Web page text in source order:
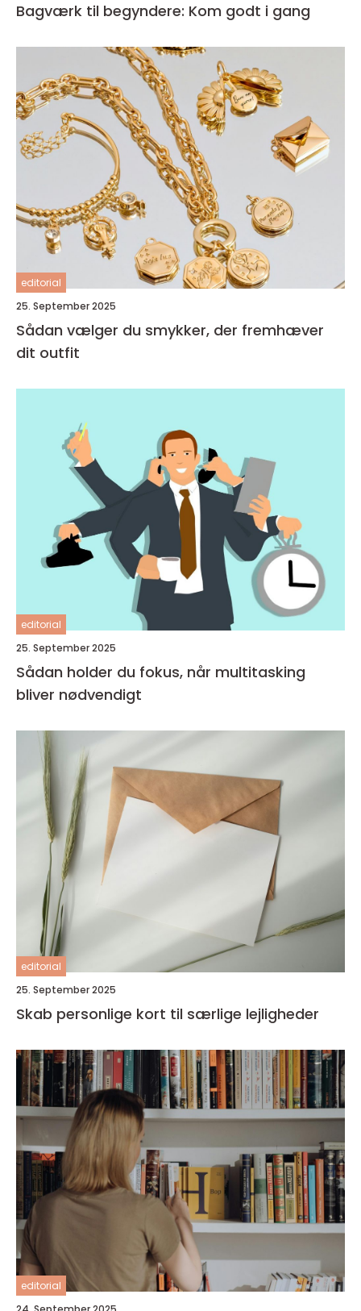
Bagværk til begyndere: Kom godt i gang
editorial
25. September 2025
Sådan vælger du smykker, der fremhæver
dit outfit
editorial
25. September 2025
Sådan holder du fokus, når multitasking
bliver nødvendigt
editorial
25. September 2025
Skab personlige kort til særlige lejligheder
editorial